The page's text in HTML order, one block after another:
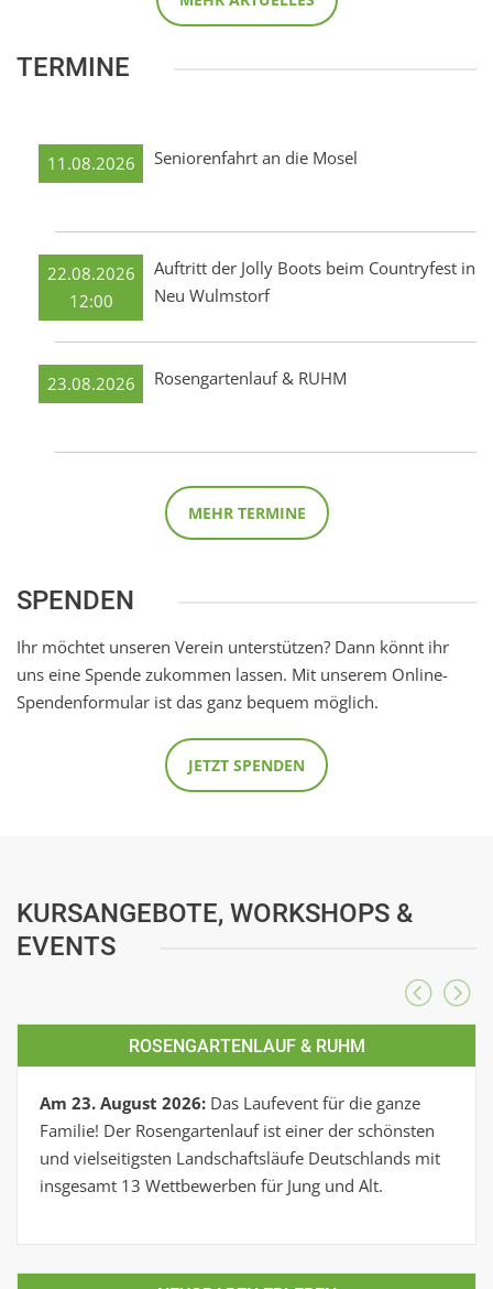
TERMINE
11.08.2026 Seniorenfahrt an die Mosel
22.08.2026
12:00
Auftritt der Jolly Boots beim Countryfest in
Neu Wulmstorf
23.08.2026 Rosengartenlauf & RUHM
MEHR TERMINE
SPENDEN
Ihr möchtet unseren Verein unterstützen? Dann könnt ihr
uns eine Spende zukommen lassen. Mit unserem Online-
Spendenformular ist das ganz bequem möglich.
JETZT SPENDEN
KURSANGEBOTE, WORKSHOPS &
EVENTS
ROSENGARTENLAUF & RUHM
Am 23. August 2026: Das Laufevent für die ganze
Familie! Der Rosengartenlauf ist einer der schönsten
und vielseitigsten Landschaftsläufe Deutschlands mit
insgesamt 13 Wettbewerben für Jung und Alt.